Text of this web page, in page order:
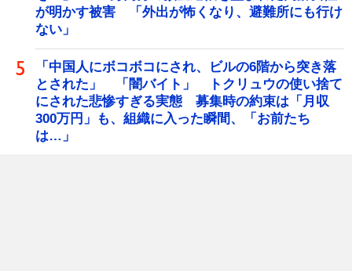
が明かす被害 「外出が怖くなり、避難所にも行け
ない」
「中国人にボコボコにされ、ビルの6階から突き落
とされた」 「闇バイト」 トクリュウの使い捨て
にされた悲惨すぎる実態 募集時の約束は「月収
300万円」も、組織に入った瞬間、「お前たち
は…」